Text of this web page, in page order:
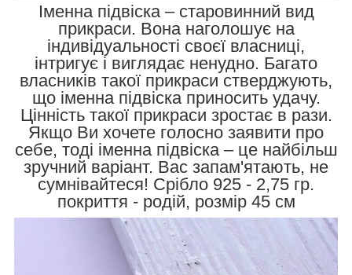
Іменна підвіска – старовинний вид
прикраси. Вона наголошує на
індивідуальності своєї власниці,
інтригує і виглядає ненудно. Багато
власників такої прикраси стверджують,
що іменна підвіска приносить удачу.
Цінність такої прикраси зростає в рази.
Якщо Ви хочете голосно заявити про
себе, тоді іменна підвіска – це найбільш
зручний варіант. Вас запам'ятають, не
сумнівайтеся! Срібло 925 - 2,75 гр.
покриття - родій, розмір 45 см